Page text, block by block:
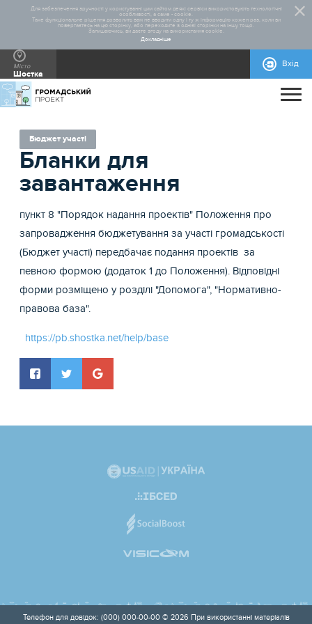
Для забезпечення зручності у користуванні цим сайтом деякі сервіси використовують технологічні
особливості, а саме - cookie.
Таке функціональне рішення дозволить вам не вводити одну і ту ж інформацію кожен раз, коли ви
повертаєтесь на цю сторінку, або переходите з однієї сторінки на іншу тощо.
Залишаючись, ви даєте згоду на використання cookie.
Докладніше
Місто
Шостка
Вхід
ПРО ПРОЄКТ
ЗАГАЛЬНА ІНФОРМАЦІЯ
СТАТИСТИКА
РЕАЛІЗОВАНІ ПРОЄКТИ
ДОПОМОГА
НОРМАТИВНО-ПРАВОВА БАЗА
ПРАВИЛА УЧАСТІ
БЛАНКИ ДЛЯ ЗАВАНТАЖЕННЯ
ДОВІДКОВА ІНФОРМАЦІЯ
КОНТАКТИ
Бюджет участі
Бланки для
завантаження
пункт 8 "Порядок надання проектів" Положення про
запровадження бюджетування за участі громадськості
(Бюджет участі) передбачає подання проектів за
певною формою (додаток 1 до Положення). Відповідні
форми розміщено у розділі "Допомога", "Нормативно-
правова база".
https://pb.shostka.net/help/base
Телефон для довідок: (000) 000-00-00 © 2026 При використанні матеріалів